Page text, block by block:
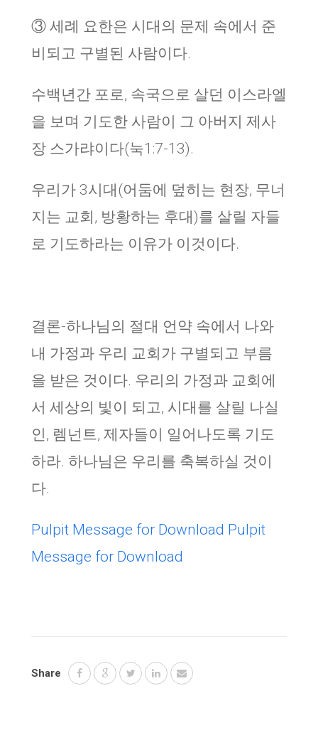
③ 세례 요한은 시대의 문제 속에서 준
비되고 구별된 사람이다.
수백년간 포로, 속국으로 살던 이스라엘
을 보며 기도한 사람이 그 아버지 제사
장 스가랴이다(눅1:7-13).
우리가 3시대(어둠에 덮히는 현장, 무너
지는 교회, 방황하는 후대)를 살릴 자들
로 기도하라는 이유가 이것이다.
결론-하나님의 절대 언약 속에서 나와
내 가정과 우리 교회가 구별되고 부름
을 받은 것이다. 우리의 가정과 교회에
서 세상의 빛이 되고, 시대를 살릴 나실
인, 렘넌트, 제자들이 일어나도록 기도
하라. 하나님은 우리를 축복하실 것이
다.
Pulpit Message for Download Pulpit
Message for Download
Share